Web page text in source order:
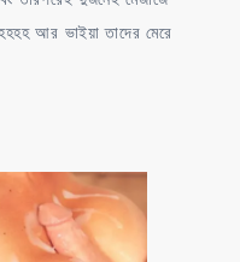
আর ভাইয়া তাদের মেরে